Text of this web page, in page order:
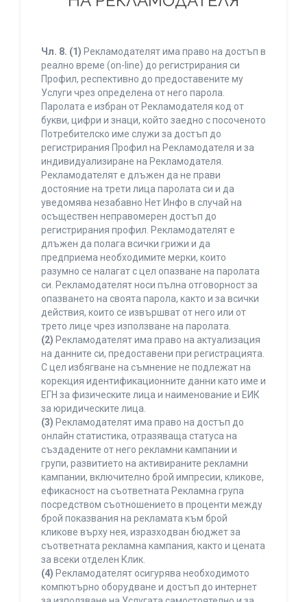
Чл. 8. (1) Рекламодателят има право на достъп в
реално време (on-line) до регистрирания си
Профил, респективно до предоставените му
Услуги чрез определена от него парола.
Паролата е избран от Рекламодателя код от
букви, цифри и знаци, който заедно с посоченото
Потребителско име служи за достъп до
регистрирания Профил на Рекламодателя и за
индивидуализиране на Рекламодателя.
Рекламодателят е длъжен да не прави
достояние на трети лица паролата си и да
уведомява незабавно Нет Инфо в случай на
осъществен неправомерен достъп до
регистрирания профил. Рекламодателят е
длъжен да полага всички грижи и да
предприема необходимите мерки, които
разумно се налагат с цел опазване на паролата
си. Рекламодателят носи пълна отговорност за
опазването на своята парола, както и за всички
действия, които се извършват от него или от
трето лице чрез използване на паролата.
(2) Рекламодателят има право на актуализация
на данните си, предоставени при регистрацията.
С цел избягване на съмнение не подлежат на
корекция идентификационните данни като име и
ЕГН за физическите лица и наименование и ЕИК
за юридическите лица.
(3) Рекламодателят има право на достъп до
онлайн статистика, отразяваща статуса на
създадените от него рекламни кампании и
групи, развитието на активираните рекламни
кампании, включително брой импресии, кликове,
ефикасност на съответната Рекламна група
посредством съотношението в проценти между
брой показвания на рекламата към брой
кликове върху нея, изразходван бюджет за
съответната рекламна кампания, както и цената
за всеки отделен Клик.
(4) Рекламодателят осигурява необходимото
компютърно оборудване и достъп до интернет